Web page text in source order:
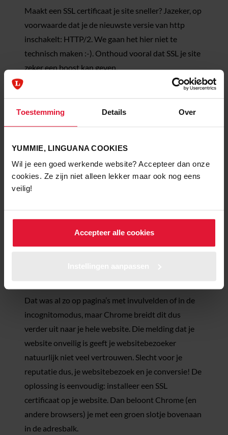
Toestemming Details Over
YUMMIE, LINGUANA COOKIES
Wil je een goed werkende website? Accepteer dan onze
cookies. Ze zijn niet alleen lekker maar ook nog eens
veilig!
Accepteer alle cookies
Maakt een SSL certificaat je site sneller? Jazeker, op
voorwaarde dat je de nieuwste versie van http
inschakelt: HTTP/2. We gaan het hier niet te
technisch maken :-). Onthoud vooral dat SSL je site
zeker een boost kan geven.
Chrome gaat vanaf juli 2018 een waarschuwing
geven als er geen certificaat geïnstalleerd is op je
Dat was al zo op pagina’s met invulvelden of in de
incognitomodus, maar Chrome breidt dit dus
verder uit naar je hele website. Die melding dat je
website onveilig is geeft je websitebezoeker
natuurlijk niet veel vertrouwen. Slecht voor je
reputatie dus, je websitebezoek en je conversie! De
oplossing is eenvoudig: installeer een SSL
certificaat op je website. Dan beloont Chrome (en
andere browsers) je met een groen slotje bovenaan
in de adresbalk.